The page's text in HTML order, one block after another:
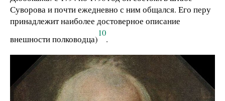
Суворова и почти ежедневно с ним общался. Его перу
принадлежит наиболее достоверное описание
внешности полководца)
10
.